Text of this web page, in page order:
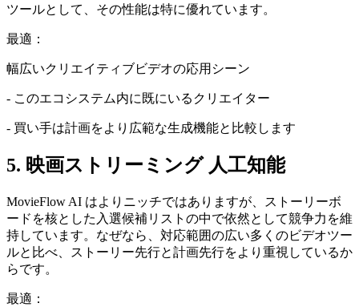
ツールとして、その性能は特に優れています。
最適：
幅広いクリエイティブビデオの応用シーン
- このエコシステム内に既にいるクリエイター
- 買い手は計画をより広範な生成機能と比較します
5. 映画ストリーミング 人工知能
MovieFlow AI はよりニッチではありますが、ストーリーボ
ードを核とした入選候補リストの中で依然として競争力を維
持しています。なぜなら、対応範囲の広い多くのビデオツー
ルと比べ、ストーリー先行と計画先行をより重視しているか
らです。
最適：